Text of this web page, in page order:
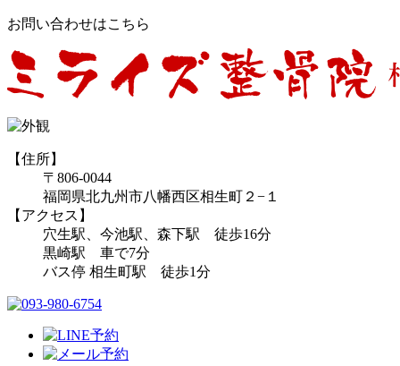
お問い合わせはこちら
【住所】
〒806-0044
福岡県北九州市八幡西区相生町２−１
【アクセス】
穴生駅、今池駅、森下駅 徒歩16分
黒崎駅 車で7分
バス停 相生町駅 徒歩1分